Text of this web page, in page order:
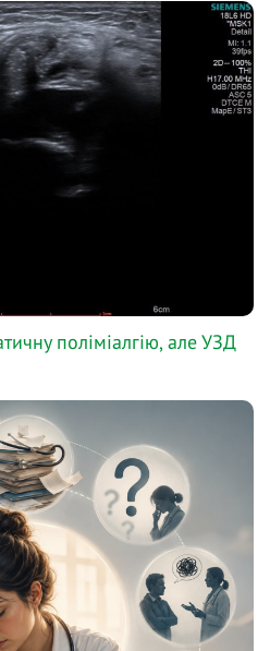
поліміалгію, але УЗД